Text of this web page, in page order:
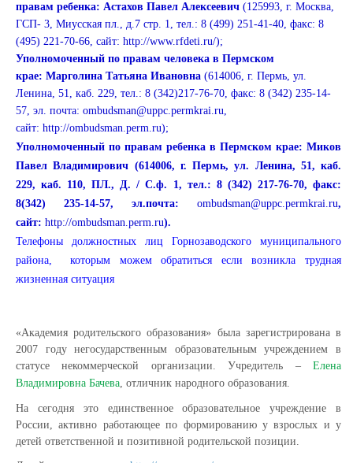
правам ребенка: Астахов Павел Алексеевич (125993, г. Москва,
ГСП- 3, Миусская пл., д.7 стр. 1, тел.: 8 (499) 251-41-40, факс: 8
(495) 221-70-66, сайт: http://www.rfdeti.ru/);
Уполномоченный по правам человека в Пермском
крае: Марголина Татьяна Ивановна (614006, г. Пермь, ул.
Ленина, 51, каб. 229, тел.: 8 (342)217-76-70, факс: 8 (342) 235-14-
57, эл. почта: ombudsman@uppc.permkrai.ru,
сайт: http://ombudsman.perm.ru);
Уполномоченный по правам ребенка в Пермском крае: Миков
Па­вел Влади­мирович (614006, г. Пермь, ул. Ленина, 51, каб.
229, каб. 110, ПЛ., Д. / С.ф. 1, тел.: 8 (342) 217-76-70, факс:
8(342) 235-14-57, эл.почта: ombudsman@uppc.permkrai.ru,
сайт: http://ombudsman.perm.ru).
Телефоны должностных лиц Горнозаводского муниципального
района, которым можем обратиться если возникла трудная
жизненная ситуация
«Академия родительского образования» была зарегистрирована в
2007 годунегосударственным образовательным учреждением в
статусе некоммерческой организации. Учредитель –Елена
Владимировна Бачева, отличник народного образования.
На сегодня это единственное образовательное учреждение в
России, активно работающеепо формированию у взрослых и у
детей ответственной и позитивной родительской позиции.